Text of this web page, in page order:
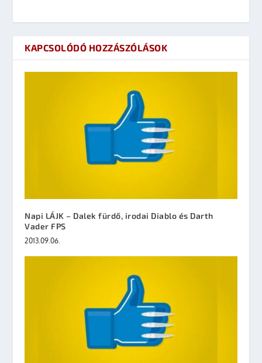
KAPCSOLÓDÓ HOZZÁSZÓLÁSOK
Napi LÁJK – Dalek fürdő, irodai Diablo és Darth
Vader FPS
2013.09.06.